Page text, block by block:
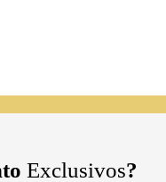
Exclusivos?